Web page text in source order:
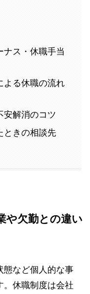
ナス・休職手当
よる休職の流れ
安解消のコツ
ときの相談先
や欠勤との違い
態など個人的な事
。休職制度は会社